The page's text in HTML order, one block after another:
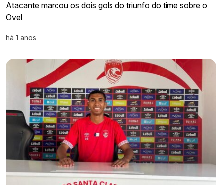
Atacante marcou os dois gols do triunfo do time sobre o
Ovel
há 1 anos